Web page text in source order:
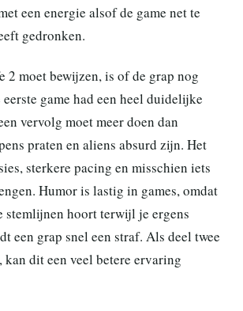
een energie alsof de game net te
gedronken.
2 moet bewijzen, is of de grap nog
game had een heel duidelijke
vervolg moet meer doen dan
praten en aliens absurd zijn. Het
sterkere pacing en misschien iets
Humor is lastig in games, omdat
stemlijnen hoort terwijl je ergens
een grap snel een straf. Als deel twee
kan dit een veel betere ervaring